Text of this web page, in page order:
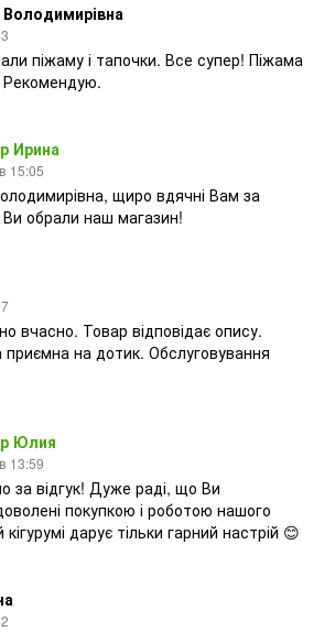
піжаму і тапочки. Все супер! Піжама
Рекомендую.
Ирина
15:05
щиро вдячні Вам за
Ви обрали наш магазин!
вчасно. Товар відповідає опису.
на дотик. Обслуговування
Юлия
13:59
за відгук! Дуже раді, що Ви
покупкою і роботою нашого
дарує тільки гарний настрій 😊